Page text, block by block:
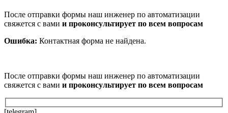
После отправки формы наш инженер по автоматизации
свяжется с вами и проконсультирует по всем вопросам
Ошибка: Контактная форма не найдена.
После отправки формы наш инженер по автоматизации
свяжется с вами и проконсультирует по всем вопросам